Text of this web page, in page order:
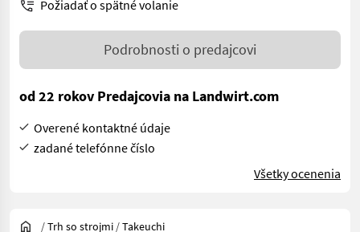
Požiadať o spätné volanie
Podrobnosti o predajcovi
od 22 rokov Predajcovia na Landwirt.com
Overené kontaktné údaje
zadané telefónne číslo
Všetky ocenenia
/Trh so strojmi /Takeuchi